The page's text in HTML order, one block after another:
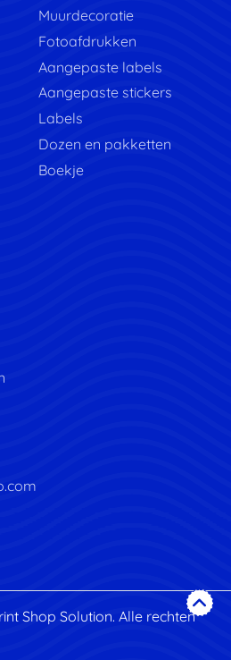
Muurdecoratie
Fotoafdrukken
Aangepaste labels
Aangepaste stickers
Labels
Dozen en pakketten
Boekje
Shop Solution. Alle rechten